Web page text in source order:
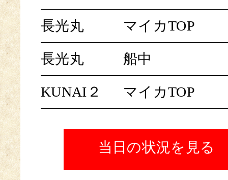
長光丸 マイカTOP
長光丸 船中
KUNAI２ マイカTOP
当日の状況を見る